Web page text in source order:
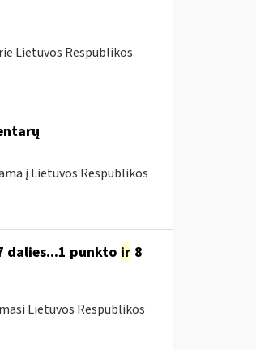
Lietuvos Respublikos
į Lietuvos Respublikos
dalies...1 punkto ir8
Lietuvos Respublikos